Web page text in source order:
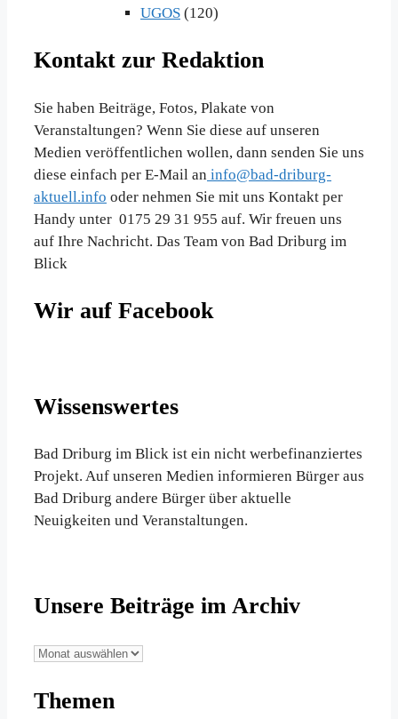
UGOS (120)
Kontakt zur Redaktion
Sie haben Beiträge, Fotos, Plakate von
Veranstaltungen? Wenn Sie diese auf unseren
Medien veröffentlichen wollen, dann senden Sie uns
diese einfach per E-Mail an info@bad-driburg-
aktuell.info oder nehmen Sie mit uns Kontakt per
Handy unter 0175 29 31 955 auf. Wir freuen uns
auf Ihre Nachricht. Das Team von Bad Driburg im
Blick
Wir auf Facebook
Wissenswertes
Bad Driburg im Blick ist ein nicht werbefinanziertes
Projekt. Auf unseren Medien informieren Bürger aus
Bad Driburg andere Bürger über aktuelle
Neuigkeiten und Veranstaltungen.
Unsere Beiträge im Archiv
Unsere
im
Themen